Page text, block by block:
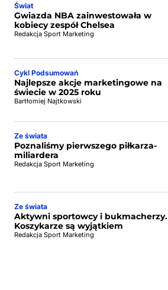
Świat
Gwiazda NBA zainwestowała w
kobiecy zespół Chelsea
Redakcja Sport Marketing
Cykl Podsumowań
Najlepsze akcje marketingowe na
świecie w 2025 roku
Bartłomiej Najtkowski
Ze świata
Poznaliśmy pierwszego piłkarza-
miliardera
Redakcja Sport Marketing
Ze świata
Aktywni sportowcy i bukmacherzy.
Koszykarze są wyjątkiem
Redakcja Sport Marketing